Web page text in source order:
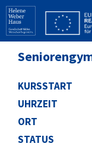
KURSSTART
UHRZEIT
ORT
STATUS